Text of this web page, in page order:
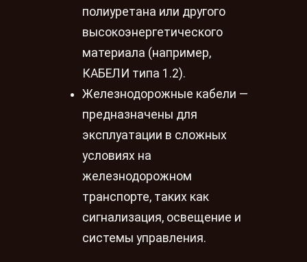
полиуретана или другого
высокоэнергетического
материала (например,
КАБЕЛИ типа 1.2).
Железнодорожные кабели —
предназначены для
эксплуатации в сложных
условиях на
железнодорожном
транспорте, таких как
сигнализация, освещение и
системы управления.